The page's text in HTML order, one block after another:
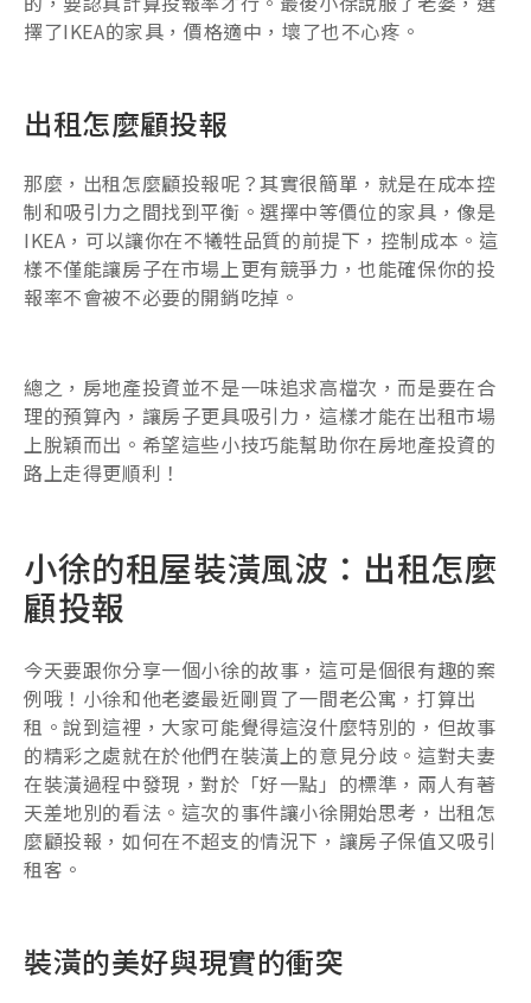
擇了IKEA的家具，價格適中，壞了也不心疼。
出租怎麼顧投報
那麼，出租怎麼顧投報呢？其實很簡單，就是在成本控
制和吸引力之間找到平衡。選擇中等價位的家具，像是
IKEA，可以讓你在不犧牲品質的前提下，控制成本。這
樣不僅能讓房子在市場上更有競爭力，也能確保你的投
報率不會被不必要的開銷吃掉。
總之，房地產投資並不是一味追求高檔次，而是要在合
理的預算內，讓房子更具吸引力，這樣才能在出租市場
上脫穎而出。希望這些小技巧能幫助你在房地產投資的
路上走得更順利！
小徐的租屋裝潢風波：出租怎麼
顧投報
今天要跟你分享一個小徐的故事，這可是個很有趣的案
例哦！小徐和他老婆最近剛買了一間老公寓，打算出
租。說到這裡，大家可能覺得這沒什麼特別的，但故事
的精彩之處就在於他們在裝潢上的意見分歧。這對夫妻
在裝潢過程中發現，對於「好一點」的標準，兩人有著
天差地別的看法。這次的事件讓小徐開始思考，出租怎
麼顧投報，如何在不超支的情況下，讓房子保值又吸引
租客。
裝潢的美好與現實的衝突